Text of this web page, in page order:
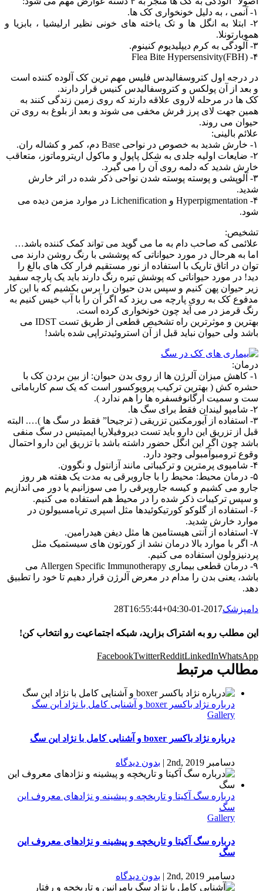
۱- آنمی ، به دلیل خونخواری کک ها.
۲- ابتلا به انگل ها و تک یاخته های خونی نظیر ارلیشیا ، بابزیا و
هموبارتونلا.
۳- آلودگی به کرم دیپلیدیوم کنینوم.
۴- Flea Bite Hypersensivity(FBH)
در درجه اول کتروسفالیدس فلیس مهم ترین کک آلوده کننده است
و بعد از آن پولکس و کتروسفالیدس کنیس قرار دارند.
کک ها در مرحله لاروی علاقه دارند که روی زمین زندگی کنند به
همین جهت لای پرز فرش مخفی می شوند و بعد از بلوغ به روی تن
حیوان می روند.
علائم بالینی:
۱- خارش شدید به خصوص در نواحی Base دم، کمر و کشاله ران.
۲- ضایعات اولیه جلدی به شکل پاپول و ماکول اریتروماتوز، متعاقب
خارش شدید که دلمه روی آن را می گیرد.
۳- آلوپشی و پوسته پوسته شدن نواحی ذکر شده در اثر خارش
شدید.
۴- Hyperpigmentation و Lichenification در موارد مزمن دیده می
شود.
تشخیص:
علائمی که صاحب دام به ما می گوید می تواند کمک کننده باشد…
اما به هرحال در مورد حیواناتی که پوششی با رنگ روشن دارند می
توان در اتاق تاریک با استفاده از نور مستقیم فرار کک های بالغ را
دید! در مورد حیواناتی که پوشش تیره رنگ دارند باید یک پارچه سفید
زیر حیوان پهن کنیم و سپس بدن حیوان را برس بکشیم که با این کار
مدفوع کک به روی پارچه می ریزد که اگر آن را با آب خیس کنیم به
رنگ قرمز در می آید چون خونخواری کرده است.
بهترین و موثرترین راه تشخیص قطعی از طریق تست IDST می
باشد ولی حیوان نباید قبل از آن استروئیدتراپی شده باشد!
درمان:
۱- کاهش میزان آلرژن ها از روی بدن حیوان: از بین بردن کک با
حشره کش ( بهترین ترکیب پروپوکسور است که یک سم کارباماتی
ست و سمیت ارگانوفسفره ها را هم ندارد ).
۲- شامپو لیندان فقط برای سگ ها.
۳- استفاده از آیورمکتین تزریقی ( ترجیحا” فقط در سگ ها )…. البته
قبل از تزریق این دارو باید تست دیروفیلاریا ایمیتیس در سگ منفی
باشد چون اگر این انگل حضور داشته باشد با تزریق این دارو احتمال
وقوع ترومبوآمبولی وجود دارد.
۴- شامپوی پرمترین و ترکیباتی مانند آزانتول و نگوون.
۵- درمان محیط: محیط را با جاروبرقی به مدت یک هفته هر روز
جارو می کشیم و کیسه جاروبرقی را می سوزانیم یا دور می اندازیم
و سپس ترکیبات ذکر شده را در محیط هم استفاده می کنیم.
۶- استفاده از گلوکو کورتیکوئیدها مثل اسپری تریامسیولون در
موارد خارش شدید.
۷- استفاده از آنتی هیستامین ها مثل دیفن هیدرامین.
۸- اگر با موارد بالا درمان نشد از کورتون های سیستمیک مثل
پردنیزولون استفاده می کنیم.
۹- درمان قطعی بیماری Allergen Specific Immunotherapy می
باشد، یعنی بدن را مدام در معرض آلرژن قرار دهیم تا خود را تطبیق
دهد.
دامپزشک2017-01-28T16:55:44+04:30
این مطلب رو به اشتراک بزارید، شبکه اجتماعیت رو انتخاب کن!
FacebookTwitterRedditLinkedInWhatsApp
مطالب مرتبط
درباره نژاد باکسر boxer و آشنایی کامل با نژاد این سگ
Gallery
درباره نژاد باکسر boxer و آشنایی کامل با نژاد این سگ
دسامبر 2nd, 2019 | بدون ديدگاه
درباره سگ آکیتا و تاریخچه و پیشینه و نژادهای معروف این
سگ
Gallery
درباره سگ آکیتا و تاریخچه و پیشینه و نژادهای معروف این
سگ
دسامبر 2nd, 2019 | بدون ديدگاه